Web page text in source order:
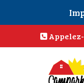
Appelez-